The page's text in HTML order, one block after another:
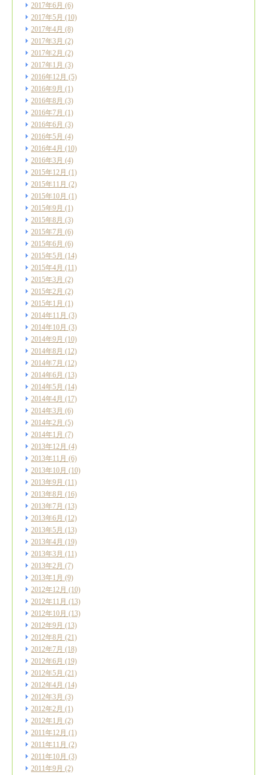
2017年6月 (6)
2017年5月 (10)
2017年4月 (8)
2017年3月 (2)
2017年2月 (2)
2017年1月 (3)
2016年12月 (5)
2016年9月 (1)
2016年8月 (3)
2016年7月 (1)
2016年6月 (3)
2016年5月 (4)
2016年4月 (10)
2016年3月 (4)
2015年12月 (1)
2015年11月 (2)
2015年10月 (1)
2015年9月 (1)
2015年8月 (3)
2015年7月 (6)
2015年6月 (6)
2015年5月 (14)
2015年4月 (11)
2015年3月 (2)
2015年2月 (2)
2015年1月 (1)
2014年11月 (3)
2014年10月 (3)
2014年9月 (10)
2014年8月 (12)
2014年7月 (12)
2014年6月 (13)
2014年5月 (14)
2014年4月 (17)
2014年3月 (6)
2014年2月 (5)
2014年1月 (7)
2013年12月 (4)
2013年11月 (6)
2013年10月 (10)
2013年9月 (11)
2013年8月 (16)
2013年7月 (13)
2013年6月 (12)
2013年5月 (13)
2013年4月 (19)
2013年3月 (11)
2013年2月 (7)
2013年1月 (9)
2012年12月 (10)
2012年11月 (13)
2012年10月 (13)
2012年9月 (13)
2012年8月 (21)
2012年7月 (18)
2012年6月 (19)
2012年5月 (21)
2012年4月 (14)
2012年3月 (3)
2012年2月 (1)
2012年1月 (2)
2011年12月 (1)
2011年11月 (2)
2011年10月 (3)
2011年9月 (2)